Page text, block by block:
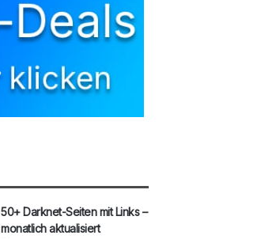
50+ Darknet-Seiten mit Links –
monatlich aktualisiert